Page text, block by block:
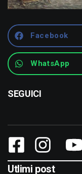
Facebook
WhatsApp
SEGUICI
Utlimi post